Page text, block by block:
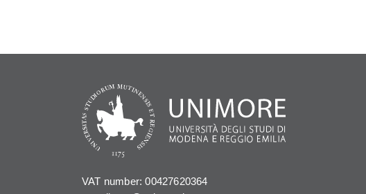
VAT number: 00427620364